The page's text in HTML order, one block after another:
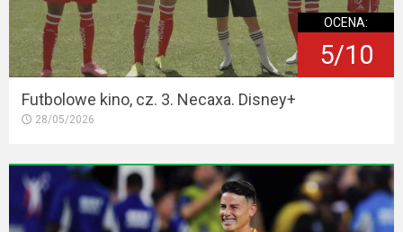
OCENA:
5/10
Futbolowe kino, cz. 3. Necaxa. Disney+
28/05/2026